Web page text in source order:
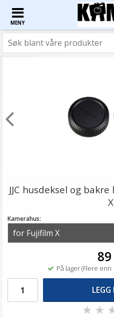
MENY
JJC husdeksel og
Kamerahus:
På lager (Flere enn
★ ★